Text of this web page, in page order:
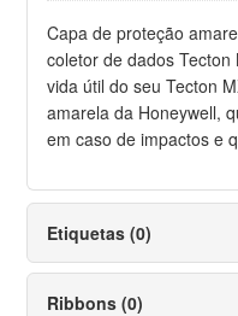
Capa de proteção
coletor de dados
vida útil do seu Tecton
amarela da Honeywell,
em caso de impactos e
Etiquetas (0)
Ribbons (0)